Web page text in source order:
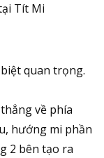
Tít Mi
quan trọng.
về phía
hướng mi phần
2 bên tạo ra